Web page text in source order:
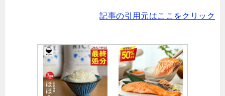
記事の引用元はここをクリック